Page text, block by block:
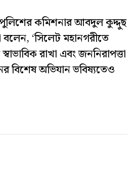
কমিশনার আবদুল কুদ্দুছ
‘সিলেট মহানগরীতে
রাখা এবং জননিরাপত্তা
বিশেষ অভিযান ভবিষ্যতেও